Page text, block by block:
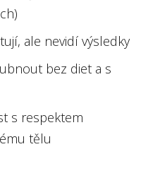
ale nevidí výsledky
bez diet a s
s respektem
tělu